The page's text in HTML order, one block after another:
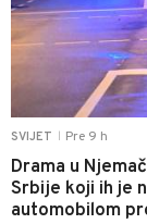
SVIJET Pre 9 h
Drama u
Srbije koji ih je
automobilom